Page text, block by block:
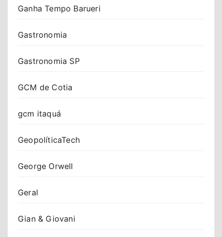
Ganha Tempo Barueri
Gastronomia
Gastronomia SP
GCM de Cotia
gcm itaquá
GeopolíticaTech
George Orwell
Geral
Gian & Giovani